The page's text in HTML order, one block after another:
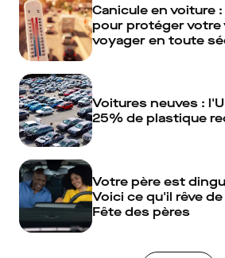
Canicule en voiture
pour protéger votre
voyager en toute
Voitures neuves :
25% de plastique
Votre père est
Voici ce qu'il rêve
Fête des pères